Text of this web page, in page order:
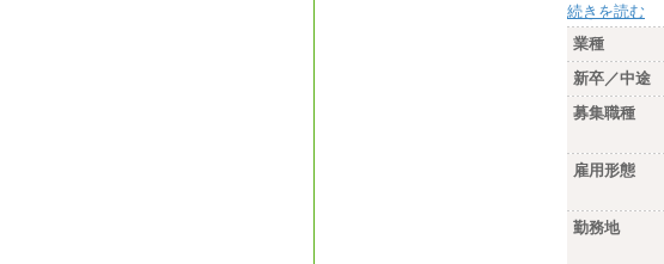
続きを読む
業種
新卒／中途
募集職種
雇用形態
勤務地